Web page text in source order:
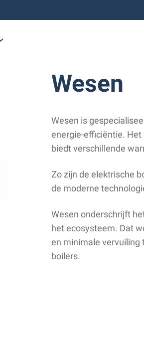
Wesen
Wesen is
energie-efficiëntie.
biedt verschillende
Zo zijn de elektrische
de moderne
Wesen onderschrijft
het ecosysteem. Dat
en minimale vervuiling
boilers.